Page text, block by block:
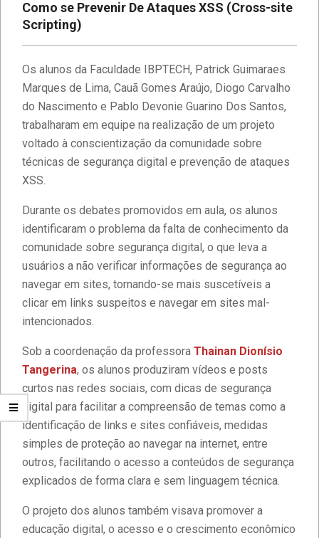
Como se Prevenir De Ataques XSS (Cross-site
Scripting)
Os alunos da Faculdade IBPTECH, Patrick Guimaraes
Marques de Lima, Cauã Gomes Araújo, Diogo Carvalho
do Nascimento e Pablo Devonie Guarino Dos Santos,
trabalharam em equipe na realização de um projeto
voltado à conscientização da comunidade sobre
técnicas de segurança digital e prevenção de ataques
XSS.
Durante os debates promovidos em aula, os alunos
identificaram o problema da falta de conhecimento da
comunidade sobre segurança digital, o que leva a
usuários a não verificar informações de segurança ao
navegar em sites, tornando-se mais suscetíveis a
clicar em links suspeitos e navegar em sites mal-
intencionados.
Sob a coordenação da professora Thainan Dionísio
Tangerina, os alunos produziram vídeos e posts
curtos nas redes sociais, com dicas de segurança
digital para facilitar a compreensão de temas como a
identificação de links e sites confiáveis, medidas
simples de proteção ao navegar na internet, entre
outros, facilitando o acesso a conteúdos de segurança
explicados de forma clara e sem linguagem técnica.
O projeto dos alunos também visava promover a
educação digital, o acesso e o crescimento econômico